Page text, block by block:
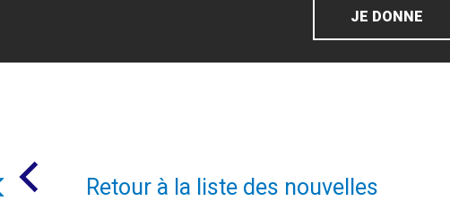
JE DONNE
Retour à la liste des nouvelles